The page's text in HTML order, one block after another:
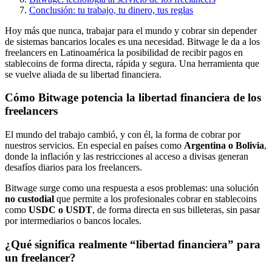
Conclusión: tu trabajo, tu dinero, tus reglas
Hoy más que nunca, trabajar para el mundo y cobrar sin depender
de sistemas bancarios locales es una necesidad. Bitwage le da a los
freelancers en Latinoamérica la posibilidad de recibir pagos en
stablecoins de forma directa, rápida y segura. Una herramienta que
se vuelve aliada de su libertad financiera.
Cómo Bitwage potencia la libertad financiera de los
freelancers
El mundo del trabajo cambió, y con él, la forma de cobrar por
nuestros servicios. En especial en países como Argentina o Bolivia,
donde la inflación y las restricciones al acceso a divisas generan
desafíos diarios para los freelancers.
Bitwage surge como una respuesta a esos problemas: una solución
no custodial que permite a los profesionales cobrar en stablecoins
como USDC o USDT, de forma directa en sus billeteras, sin pasar
por intermediarios o bancos locales.
¿Qué significa realmente “libertad financiera” para
un freelancer?